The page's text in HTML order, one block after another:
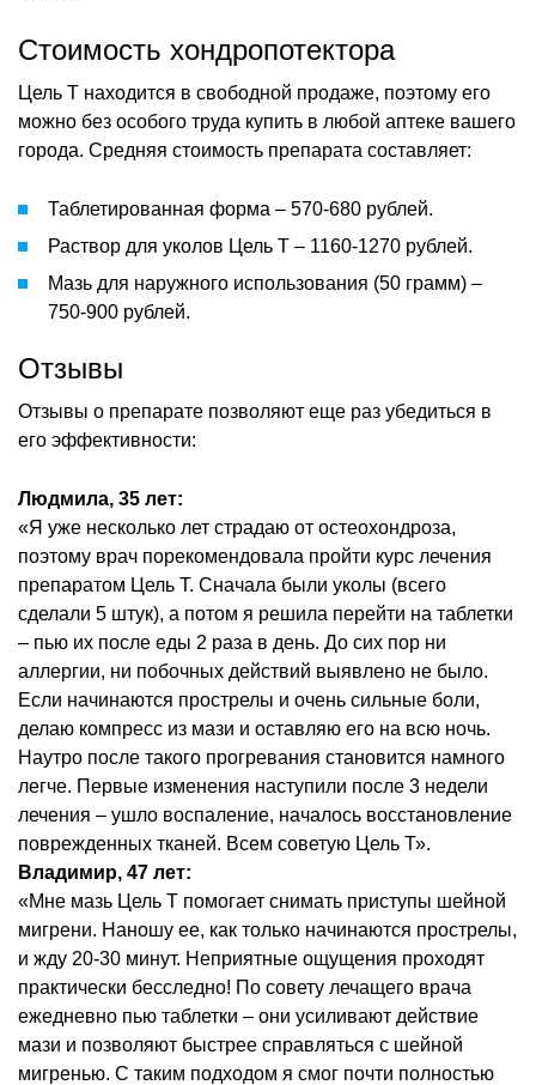
Стоимость хондропотектора
Цель Т находится в свободной продаже, поэтому его
можно без особого труда купить в любой аптеке вашего
города. Средняя стоимость препарата составляет:
Таблетированная форма – 570-680 рублей.
Раствор для уколов Цель Т – 1160-1270 рублей.
Мазь для наружного использования (50 грамм) –
750-900 рублей.
Отзывы
Отзывы о препарате позволяют еще раз убедиться в
его эффективности:
Людмила, 35 лет:
«Я уже несколько лет страдаю от остеохондроза,
поэтому врач порекомендовала пройти курс лечения
препаратом Цель Т. Сначала были уколы (всего
сделали 5 штук), а потом я решила перейти на таблетки
– пью их после еды 2 раза в день. До сих пор ни
аллергии, ни побочных действий выявлено не было.
Если начинаются прострелы и очень сильные боли,
делаю компресс из мази и оставляю его на всю ночь.
Наутро после такого прогревания становится намного
легче. Первые изменения наступили после 3 недели
лечения – ушло воспаление, началось восстановление
поврежденных тканей. Всем советую Цель Т».
Владимир, 47 лет:
«Мне мазь Цель Т помогает снимать приступы шейной
мигрени. Наношу ее, как только начинаются прострелы,
и жду 20-30 минут. Неприятные ощущения проходят
практически бесследно! По совету лечащего врача
ежедневно пью таблетки – они усиливают действие
мази и позволяют быстрее справляться с шейной
мигренью. С таким подходом я смог почти полностью